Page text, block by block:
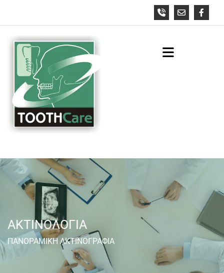
ΑΚΤΙΝΟΛΟΓΙΑ
ΠΑΝΟΡΑΜΙΚΗ ΑΚΤΙΝΟΓΡΑΦΙΑ